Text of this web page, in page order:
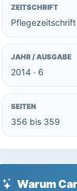
ZEITSCHRIFT
Pflegezeitschrift
JAHR / AUSGABE
2014 · 6
SEITEN
356 bis 359
Warum